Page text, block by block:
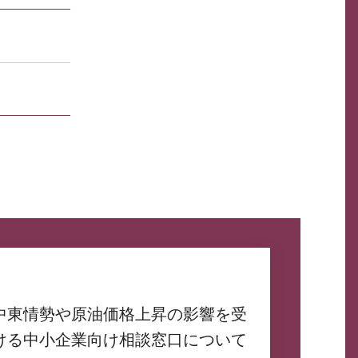
東情勢や原油価格上昇の影響を受
る中小企業向け相談窓口について